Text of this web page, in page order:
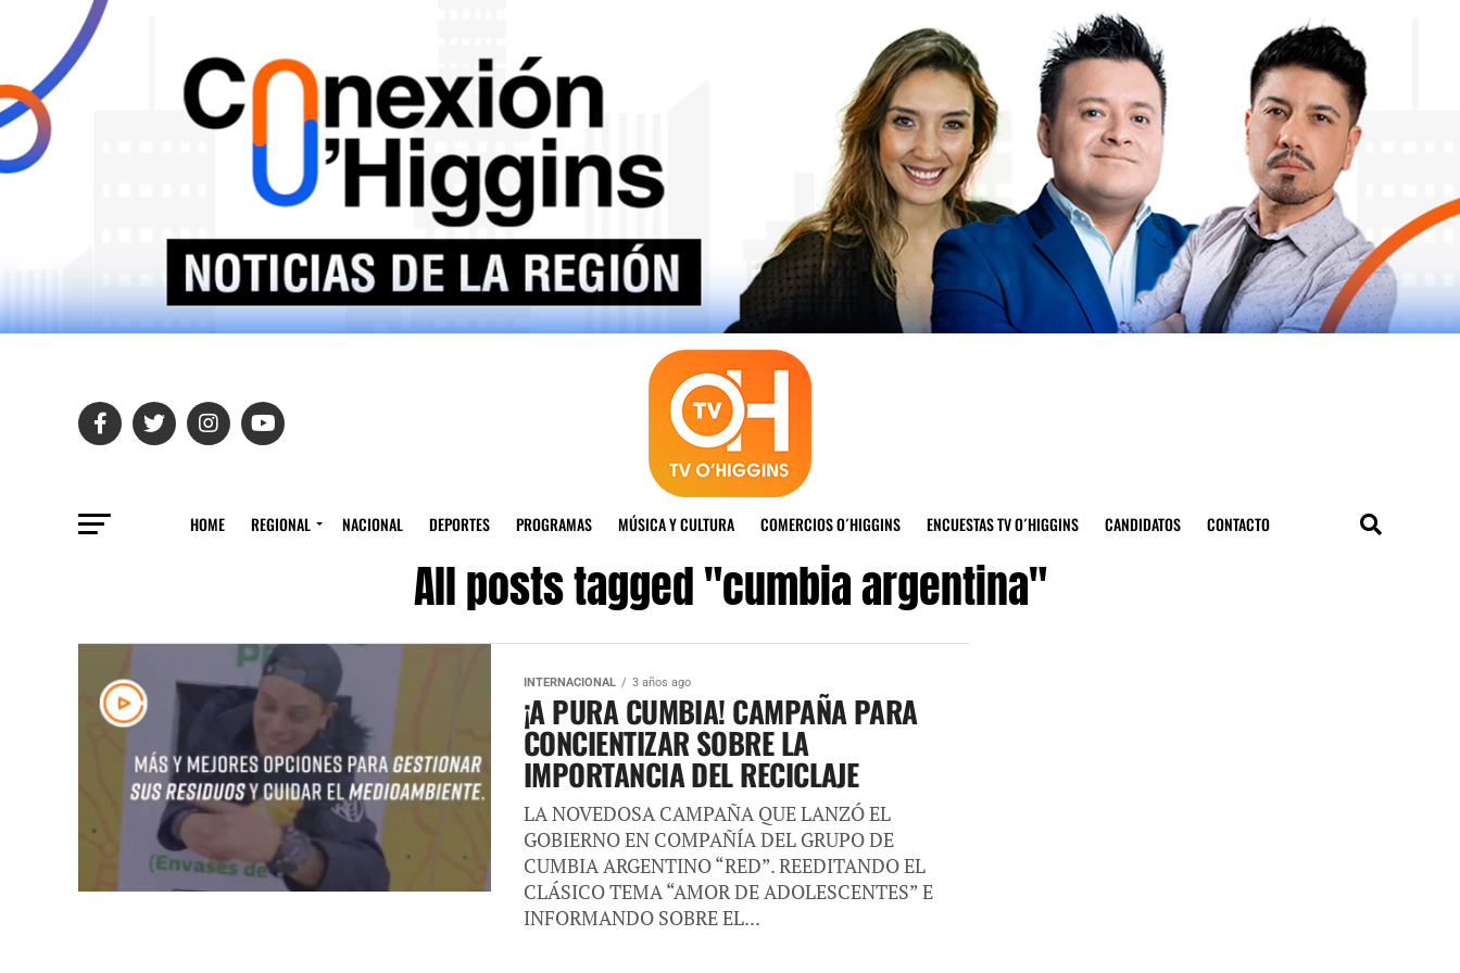
HOME REGIONAL NACIONAL DEPORTES PROGRAMAS MÚSICA Y CULTURA COMERCIOS O´HIGGINS ENCUESTAS TV O´HIGGINS CANDIDATOS CONTACTO
All posts tagged "cumbia argentina"
INTERNACIONAL 3 años ago
¡A PURA CUMBIA! CAMPAÑA PARA
CONCIENTIZAR SOBRE LA
IMPORTANCIA DEL RECICLAJE
LA NOVEDOSA CAMPAÑA QUE LANZÓ EL
GOBIERNO EN COMPAÑÍA DEL GRUPO DE
CUMBIA ARGENTINO “RED”. REEDITANDO EL
CLÁSICO TEMA “AMOR DE ADOLESCENTES” E
INFORMANDO SOBRE EL...